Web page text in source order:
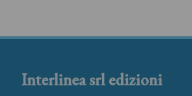
Interlinea srl edizioni